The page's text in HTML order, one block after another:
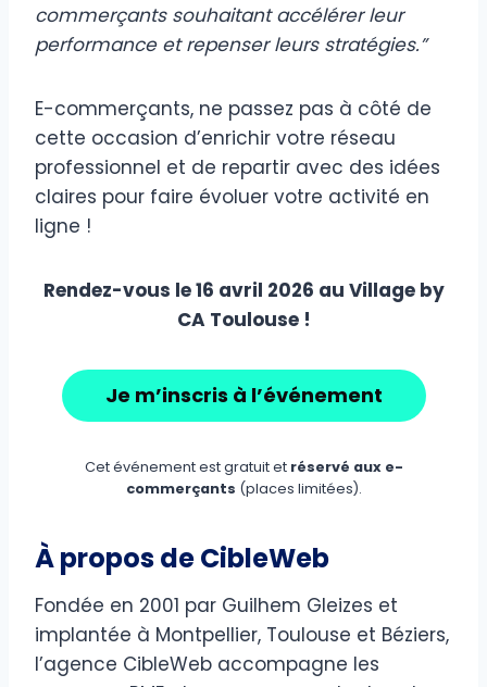
commerçants souhaitant accélérer leur
performance et repenser leurs stratégies.”
E-commerçants, ne passez pas à côté de
cette occasion d’enrichir votre réseau
professionnel et de repartir avec des idées
claires pour faire évoluer votre activité en
ligne !
Rendez-vous le 16 avril 2026 au Village by
CA Toulouse !
Je m’inscris à l’événement
Cet événement est gratuit et réservé aux e-
commerçants (places limitées).
À propos de CibleWeb
Fondée en 2001 par Guilhem Gleizes et
implantée à Montpellier, Toulouse et Béziers,
l’agence CibleWeb accompagne les